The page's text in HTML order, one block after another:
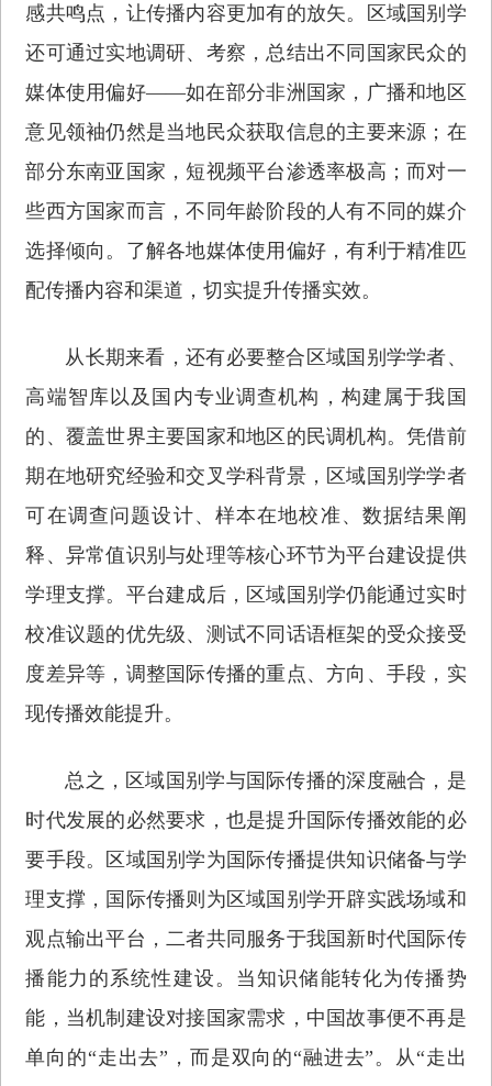
感共鸣点，让传播内容更加有的放矢。区域国别学
还可通过实地调研、考察，总结出不同国家民众的
媒体使用偏好——如在部分非洲国家，广播和地区
意见领袖仍然是当地民众获取信息的主要来源；在
部分东南亚国家，短视频平台渗透率极高；而对一
些西方国家而言，不同年龄阶段的人有不同的媒介
选择倾向。了解各地媒体使用偏好，有利于精准匹
配传播内容和渠道，切实提升传播实效。
从长期来看，还有必要整合区域国别学学者、
高端智库以及国内专业调查机构，构建属于我国
的、覆盖世界主要国家和地区的民调机构。凭借前
期在地研究经验和交叉学科背景，区域国别学学者
可在调查问题设计、样本在地校准、数据结果阐
释、异常值识别与处理等核心环节为平台建设提供
学理支撑。平台建成后，区域国别学仍能通过实时
校准议题的优先级、测试不同话语框架的受众接受
度差异等，调整国际传播的重点、方向、手段，实
现传播效能提升。
总之，区域国别学与国际传播的深度融合，是
时代发展的必然要求，也是提升国际传播效能的必
要手段。区域国别学为国际传播提供知识储备与学
理支撑，国际传播则为区域国别学开辟实践场域和
观点输出平台，二者共同服务于我国新时代国际传
播能力的系统性建设。当知识储能转化为传播势
能，当机制建设对接国家需求，中国故事便不再是
单向的“走出去”，而是双向的“融进去”。从“走出